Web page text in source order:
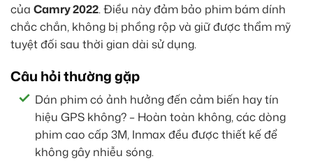
của Camry 2022. Điều này đảm bảo phim bám dính
chắc chắn, không bị phồng rộp và giữ được thẩm mỹ
tuyệt đối sau thời gian dài sử dụng.
Câu hỏi thường gặp
Dán phim có ảnh hưởng đến cảm biến hay tín
hiệu GPS không? – Hoàn toàn không, các dòng
phim cao cấp 3M, Inmax đều được thiết kế để
không gây nhiễu sóng.